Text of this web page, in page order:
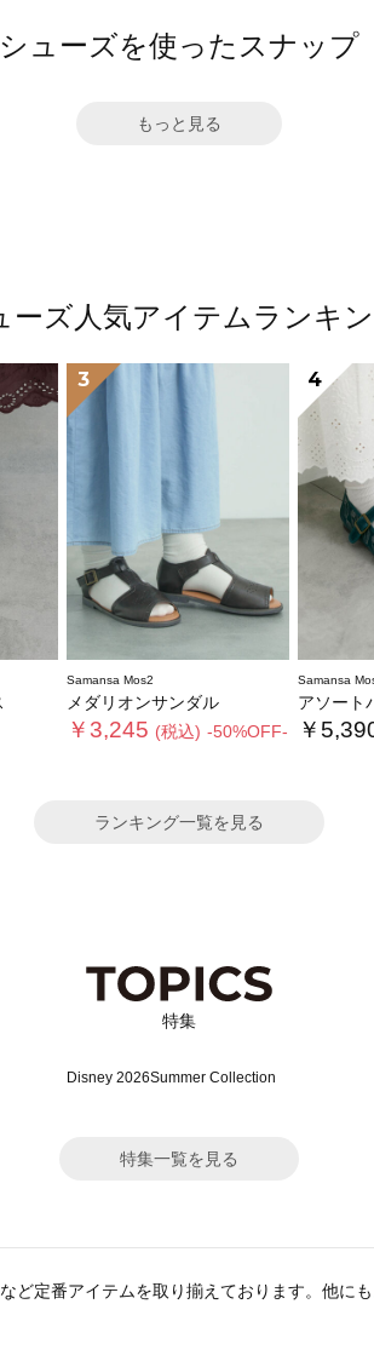
シューズを使ったスナップ
もっと見る
ーズ人気アイテムランキ
3
Samansa Mos2
メダリオンサンダル
￥3,245 (税込) -50%OFF-
4
Samansa
アソート
￥
ランキング一覧を見る
特集
特集一覧を見る
など定番アイテムを取り揃えております。他にも